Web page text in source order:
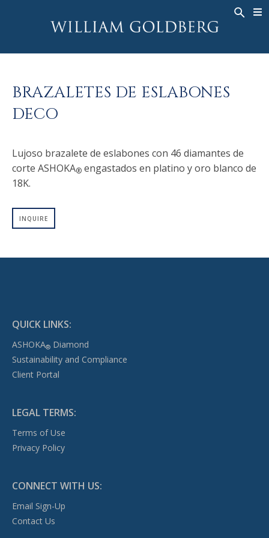
ALTA JOYERÍA
ANILLO PARA HOMBRE
COLLARES
PENDIENTES
PULSERAS
DIAMANTES FANTASÍA
ASHOKA JOYERÍA
ANILLOS
BANDS
COLLARES
COLGANTES
PULSERAS
RELOJES
HISTORIA
ASHOKA®
BRAZALETES DE ESLABONES
DECO
Lujoso brazalete de eslabones con 46 diamantes de
corte ASHOKA®engastados en platino y oro blanco de
18K.
INQUIRE
QUICK LINKS:
ASHOKA®Diamond
Sustainability and Compliance
Client Portal
LEGAL TERMS:
Terms of Use
Privacy Policy
CONNECT WITH US:
Email Sign-Up
Contact Us